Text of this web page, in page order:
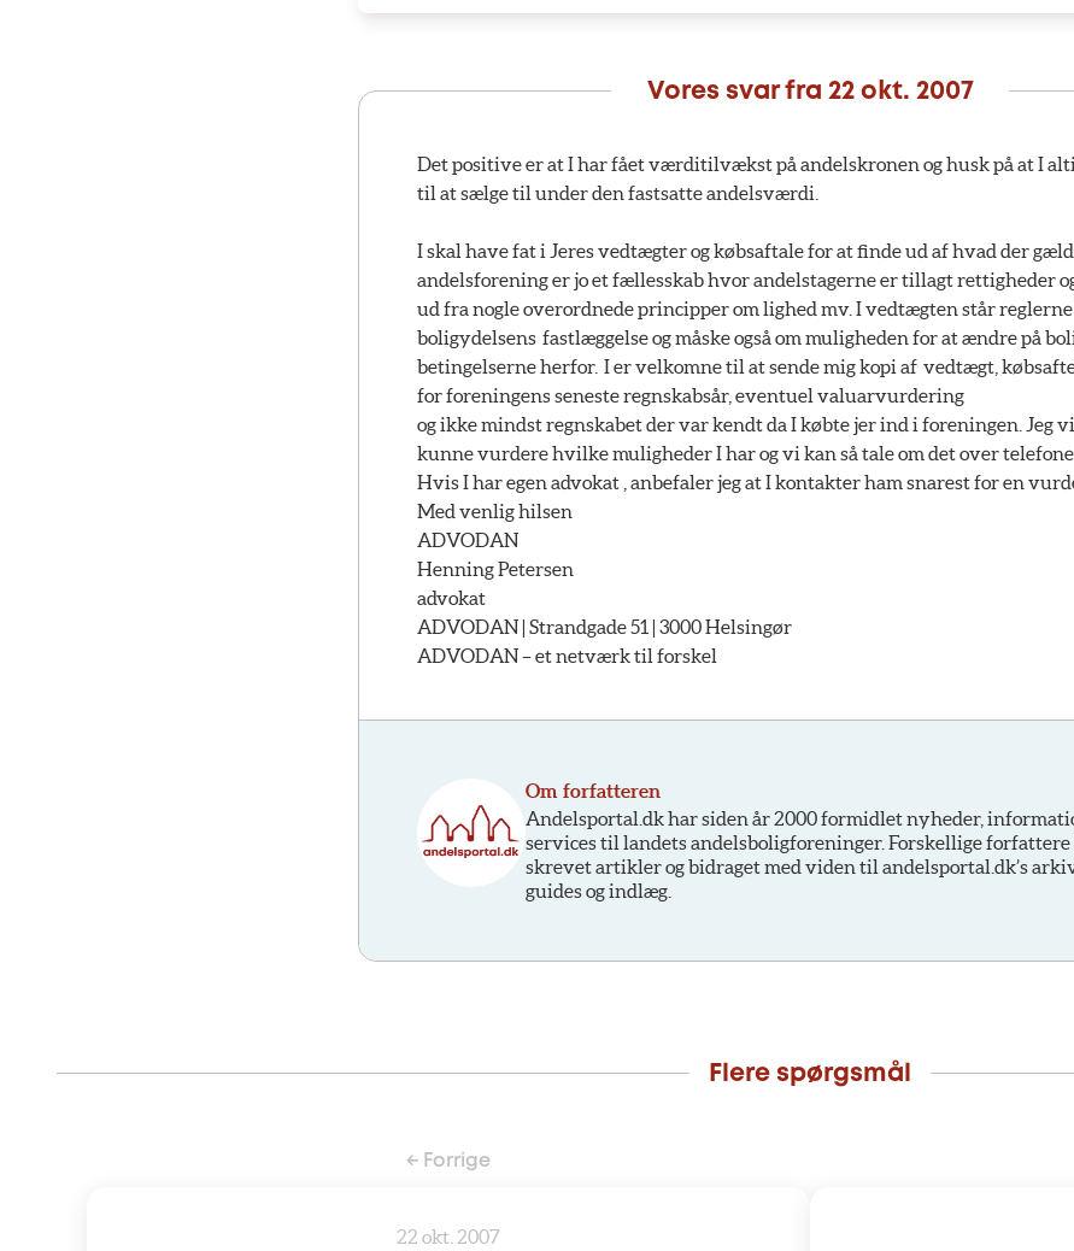
Vores svar fra 22 okt. 2007
Det positive er at I har fået værditilvækst på andelskronen og husk på at I
til at sælge til under den fastsatte andelsværdi.
I skal have fat i Jeres vedtægter og købsaftale for at finde ud af hvad der
andelsforening er jo et fællesskab hvor andelstagerne er tillagt rettigheder
ud fra nogle overordnede principper om lighed mv. I vedtægten står
boligydelsens fastlæggelse og måske også om muligheden for at ændre på
betingelserne herfor. I er velkomne til at sende mig kopi af vedtægt,
for foreningens seneste regnskabsår, eventuel valuarvurdering
og ikke mindst regnskabet der var kendt da I købte jer ind i foreningen. Jeg
kunne vurdere hvilke muligheder I har og vi kan så tale om det over
Hvis I har egen advokat , anbefaler jeg at I kontakter ham snarest for en
Med venlig hilsen
ADVODAN
Henning Petersen
advokat
ADVODAN | Strandgade 51 | 3000 Helsingør
ADVODAN – et netværk til forskel
Om forfatteren
Andelsportal.dk har siden år 2000 formidlet nyheder,
services til landets andelsboligforeninger. Forskellige
skrevet artikler og bidraget med viden til andelsportal.dk’s
guides og indlæg.
Flere spørgsmål
← Forrige
22 okt. 2007